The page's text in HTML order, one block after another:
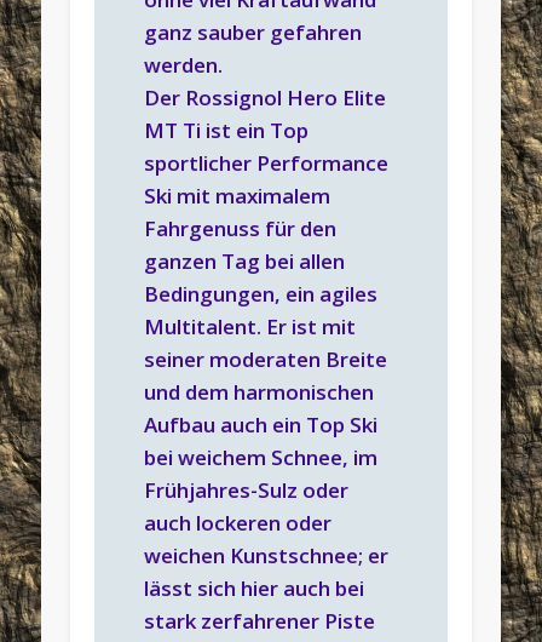
ganz sauber gefahren
werden.
Der Rossignol Hero Elite
MT Ti ist ein Top
sportlicher Performance
Ski mit maximalem
Fahrgenuss für den
ganzen Tag bei allen
Bedingungen, ein agiles
Multitalent. Er ist mit
seiner moderaten Breite
und dem harmonischen
Aufbau auch ein Top Ski
bei weichem Schnee, im
Frühjahres-Sulz oder
auch lockeren oder
weichen Kunstschnee; er
lässt sich hier auch bei
stark zerfahrener Piste